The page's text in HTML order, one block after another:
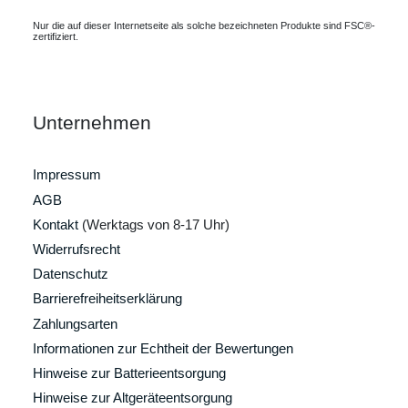
Nur die auf dieser Internetseite als solche bezeichneten Produkte sind FSC®-
zertifiziert.
Unternehmen
Impressum
AGB
Kontakt (Werktags von 8-17 Uhr)
Widerrufsrecht
Datenschutz
Barrierefreiheitserklärung
Zahlungsarten
Informationen zur Echtheit der Bewertungen
Hinweise zur Batterieentsorgung
Hinweise zur Altgeräteentsorgung